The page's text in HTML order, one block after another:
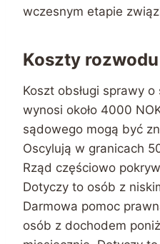
wczesnym etapie
Koszty
Koszt obsługi sprawy
wynosi około 4000
sądowego mogą być
Oscylują w granicach
Rząd częściowo
Dotyczy to osób z
Darmowa pomoc
osób z dochodem